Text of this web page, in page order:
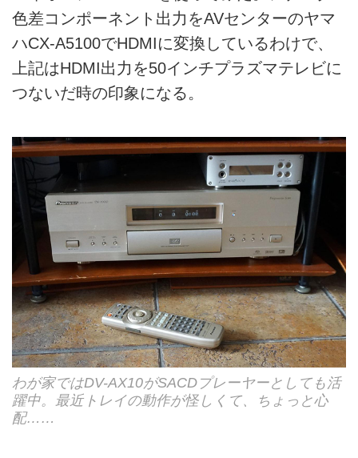
色差コンポーネント出力をAVセンターのヤマ
ハCX-A5100でHDMIに変換しているわけで、
上記はHDMI出力を50インチプラズマテレビに
つないだ時の印象になる。
わが家ではDV-AX10がSACDプレーヤーとしても活
躍中。最近トレイの動作が怪しくて、ちょっと心
配……